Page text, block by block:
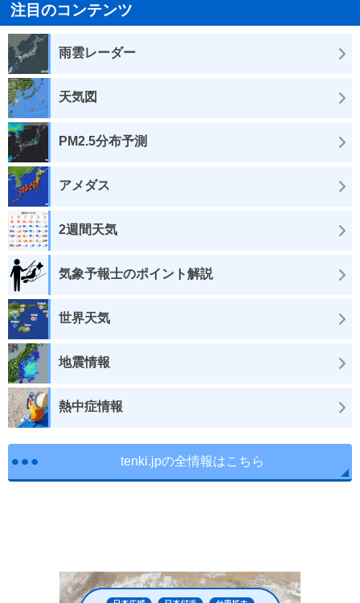
注目のコンテンツ
雨雲レーダー
天気図
PM2.5分布予測
アメダス
2週間天気
気象予報士のポイント解説
世界天気
地震情報
熱中症情報
tenki.jpの全情報はこちら